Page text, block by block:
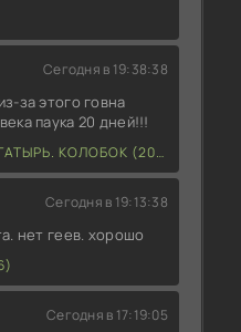
Сегодня в 19:38:38
за этого говна
паука 20 дней!!!
КОЛОБОК (2026)
Сегодня в 19:13:38
нет геев. хорошо
Сегодня в 17:19:05